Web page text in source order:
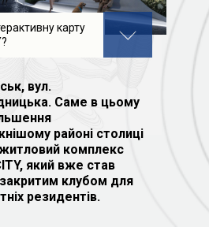
вул.
Саме в цьому
районі столиці
комплекс
який вже став
клубом для
резидентів.
карту